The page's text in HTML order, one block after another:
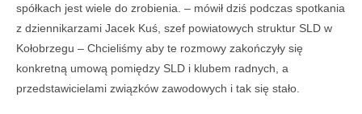
spółkach jest wiele do zrobienia. – mówił dziś podczas spotkania
z dziennikarzami Jacek Kuś, szef powiatowych struktur SLD w
Kołobrzegu – Chcieliśmy aby te rozmowy zakończyły się
konkretną umową pomiędzy SLD i klubem radnych, a
przedstawicielami związków zawodowych i tak się stało.